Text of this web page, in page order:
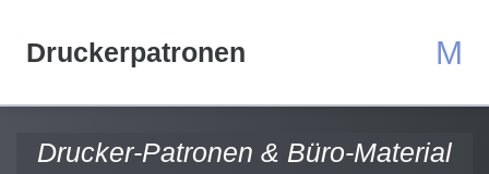
Druckerpatronen M
Drucker-Patronen & Büro-Material